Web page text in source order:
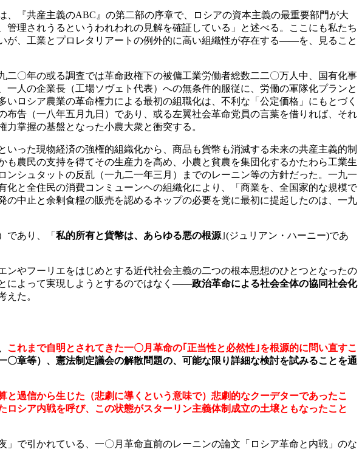
、『共産主義のABC 』の第二部の序章で、ロシアの資本主義の最重要部門が大
理されうるというわれわれの見解を確証している」と述べる。ここにも私たち
が、工業とプロレタリアートの例外的に高い組織性が存在する――を、見ること
〇年の或る調査では革命政権下の被傭工業労働者総数二二〇万人中、国有化事
人の企業長（工場ソヴェト代表）への無条件的服従に、労働の軍隊化プランと
ロシア農業の革命権力による最初の組職化は、不利な「公定価格」にもとづく
告（一八年五月九日）であり、或る左翼社会革命党員の言葉を借りれば、それ
掌握の基盤となった小農大衆と衝突する。
った現物経済の強権的組織化から、商品も貨幣も消滅する未来の共産主義的制
農民の支持を得てその生産力を高め、小農と貧農を集団化するかたわら工業生
シュタットの反乱（一九二一年三月）までのレーニン等の方針だった。一九一
と全住民の消費コンミューンヘの組織化により、「商業を、全国家的な規模で
中止と余剰食糧の販売を認めるネップの必要を党に最初に提起したのは、一九
であり、「 私的所有と貨幣は、あらゆる悪の根源 ｣(ジュリアン・ハーニー)であ
やフーリエをはじめとする近代社会主義の二つの根本思想のひとつとなったの
によって実現しようとするのではなく――政治革命による社会全体の協同社会化
えた。
これまで自明とされてきた一〇月革命の｢正当性と必然性｣を根源的に問い直すこ
章等）、憲法制定議会の解散問題の、可能な限り詳細な検討を試みることを通
と過信から生じた（悲劇に導くという意味で）悲劇的なクーデターであったこ
シア内戦を呼び、この状態がスターリン主義体制成立の土壌ともなったこと
で引かれている、一〇月革命直前のレーニンの論文「ロシア革命と内戦」のな